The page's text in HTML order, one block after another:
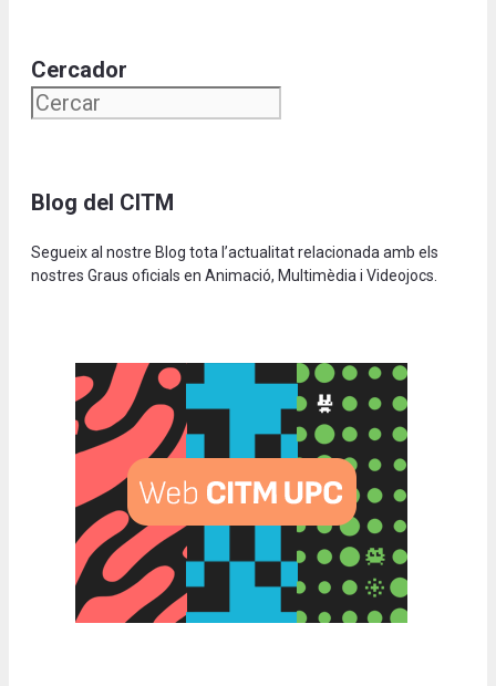
Cercador
Blog del CITM
Segueix al nostre Blog tota l’actualitat relacionada amb els
nostres Graus oficials en Animació, Multimèdia i Videojocs.